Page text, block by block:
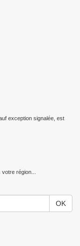
exception signalée, est
région...